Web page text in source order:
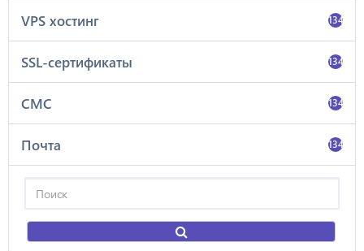
VPS хостинг 134
SSL-сертификаты 134
СМС 134
Почта 134